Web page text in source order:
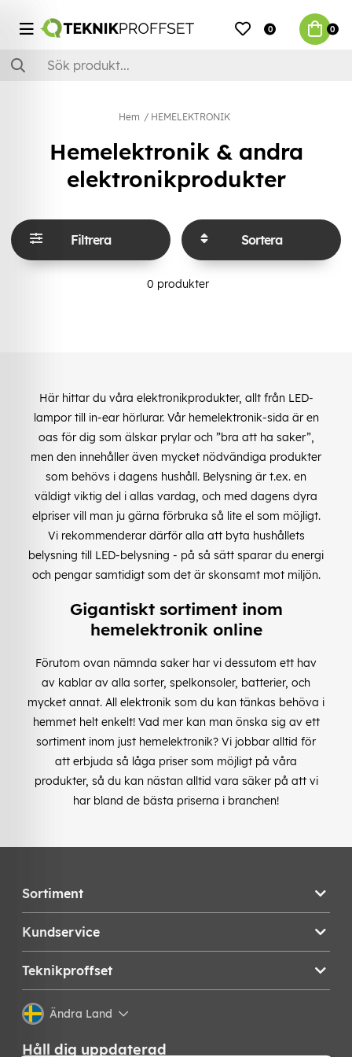
0 0
Hem HEMELEKTRONIK
Hemelektronik & andra
elektronikprodukter
Filtrera Sortera
0 produkter
Här hittar du våra elektronikprodukter, allt från LED-
lampor till in-ear hörlurar. Vår hemelektronik-sida är en
oas för dig som älskar prylar och ”bra att ha saker”,
men den innehåller även mycket nödvändiga produkter
som behövs i dagens hushåll. Belysning är t.ex. en
väldigt viktig del i allas vardag, och med dagens dyra
elpriser vill man ju gärna förbruka så lite el som möjligt.
Vi rekommenderar därför alla att byta hushållets
belysning till LED-belysning - på så sätt sparar du energi
och pengar samtidigt som det är skonsamt mot miljön.
Gigantiskt sortiment inom
hemelektronik online
Förutom ovan nämnda saker har vi dessutom ett hav
av kablar av alla sorter, spelkonsoler, batterier, och
mycket annat. All elektronik som du kan tänkas behöva i
hemmet helt enkelt! Vad mer kan man önska sig av ett
sortiment inom just hemelektronik? Vi jobbar alltid för
att erbjuda så låga priser som möjligt på våra
produkter, så du kan nästan alltid vara säker på att vi
har bland de bästa priserna i branchen!
Sortiment
Kundservice
Teknikproffset
Ändra Land
Håll dig uppdaterad